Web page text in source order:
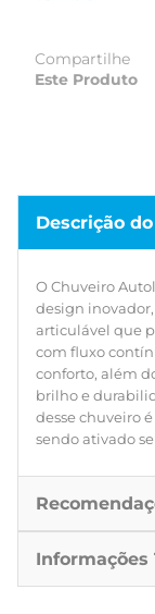
sendo ativado
Compartilhe
Este Produto
Descrição
O Chuveiro
design
articulável que
com fluxo
conforto, além
brilho e
desse chuveiro
sendo ativado
Informações